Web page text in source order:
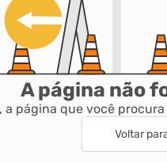
A página não
a página que você
Voltar